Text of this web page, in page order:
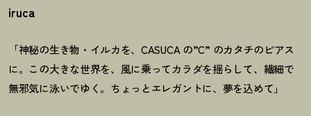
iruca
「神秘の生き物・イルカを、CASUCA の”C” のカタチのピアス
に。この大きな世界を、風に乗ってカラダを揺らして、繊細で
無邪気に泳いでゆく。ちょっとエレガントに、夢を込めて」